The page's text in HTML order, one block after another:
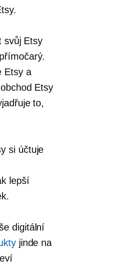
svůj Etsy
Etsy a
Etsy
to,
si účtuje
lepší
digitální
jinde na